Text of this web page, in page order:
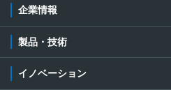
企業情報
製品・技術
イノベーション